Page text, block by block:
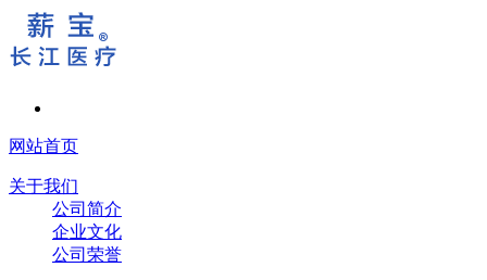
网站首页
关于我们
公司简介
企业文化
公司荣誉